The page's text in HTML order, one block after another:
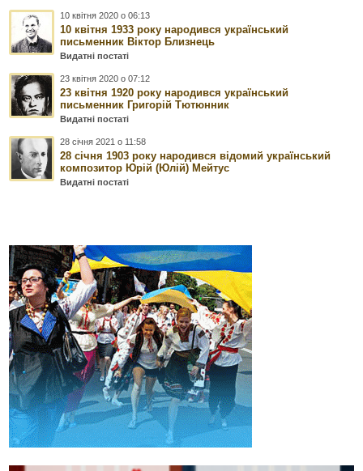
10 квітня 2020 о 06:13
10 квітня 1933 року народився український
письменник Віктор Близнець
Видатні постаті
23 квітня 2020 о 07:12
23 квітня 1920 року народився український
письменник Григорій Тютюнник
Видатні постаті
28 січня 2021 о 11:58
28 січня 1903 року народився відомий український
композитор Юрій (Юлій) Мейтус
Видатні постаті